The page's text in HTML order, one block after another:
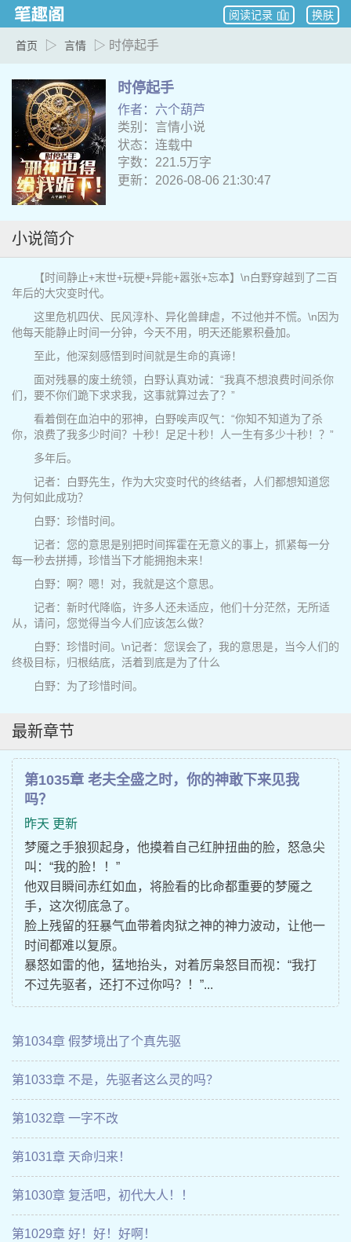
换肤
阅读记录
首页 ▷ 言情 ▷ 时停起手
时停起手
作者：六个葫芦
类别：言情小说
状态：连载中
字数：221.5万字
更新：2026-08-06 21:30:47
小说简介
【时间静止+末世+玩梗+异能+嚣张+忘本】\n白野穿越到了二百
年后的大灾变时代。
这里危机四伏、民风淳朴、异化兽肆虐，不过他并不慌。\n因为
他每天能静止时间一分钟，今天不用，明天还能累积叠加。
至此，他深刻感悟到时间就是生命的真谛！
面对残暴的废土统领，白野认真劝诫：“我真不想浪费时间杀你
们，要不你们跪下求求我，这事就算过去了？”
看着倒在血泊中的邪神，白野唉声叹气：“你知不知道为了杀
你，浪费了我多少时间？十秒！足足十秒！人一生有多少十秒！？”
多年后。
记者：白野先生，作为大灾变时代的终结者，人们都想知道您
为何如此成功？
白野：珍惜时间。
记者：您的意思是别把时间挥霍在无意义的事上，抓紧每一分
每一秒去拼搏，珍惜当下才能拥抱未来！
白野：啊？嗯！对，我就是这个意思。
记者：新时代降临，许多人还未适应，他们十分茫然，无所适
从，请问，您觉得当今人们应该怎么做？
白野：珍惜时间。\n记者：您误会了，我的意思是，当今人们的
终极目标，归根结底，活着到底是为了什么
白野：为了珍惜时间。
最新章节
第1035章 老夫全盛之时，你的神敢下来见我
吗？
昨天 更新
梦魇之手狼狈起身，他摸着自己红肿扭曲的脸，怒急尖
叫：“我的脸！！”
他双目瞬间赤红如血，将脸看的比命都重要的梦魇之
手，这次彻底急了。
脸上残留的狂暴气血带着肉狱之神的神力波动，让他一
时间都难以复原。
暴怒如雷的他，猛地抬头，对着厉枭怒目而视：“我打
不过先驱者，还打不过你吗？！”...
第1034章 假梦境出了个真先驱
第1033章 不是，先驱者这么灵的吗？
第1032章 一字不改
第1031章 天命归来！
第1030章 复活吧，初代大人！！
第1029章 好！好！好啊！